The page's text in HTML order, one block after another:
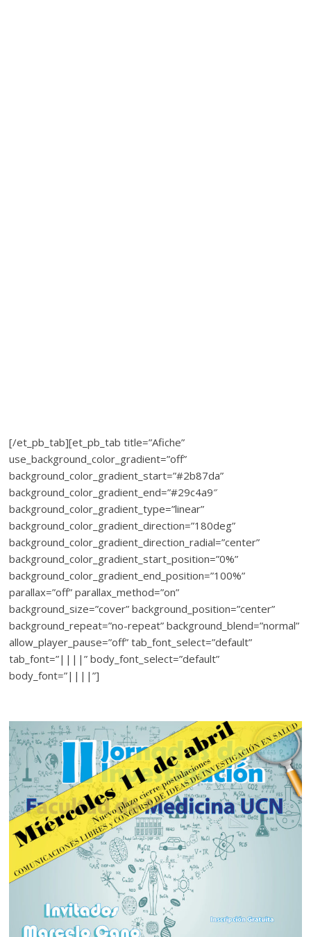
[/et_pb_tab][et_pb_tab title=”Afiche”
use_background_color_gradient=”off”
background_color_gradient_start=”#2b87da”
background_color_gradient_end=”#29c4a9″
background_color_gradient_type=”linear”
background_color_gradient_direction=”180deg”
background_color_gradient_direction_radial=”center”
background_color_gradient_start_position=”0%”
background_color_gradient_end_position=”100%”
parallax=”off” parallax_method=”on”
background_size=”cover” background_position=”center”
background_repeat=”no-repeat” background_blend=”normal”
allow_player_pause=”off” tab_font_select=”default”
tab_font=”||||” body_font_select=”default”
body_font=”||||”]